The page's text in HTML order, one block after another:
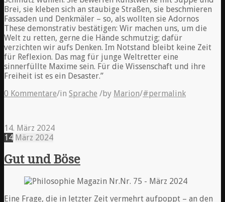
Brei, sie kleben sich an staubige Straßen, sie beschmieren
Fassaden und Denkmäler – so, als wollten sie Adornos
These demonstrativ bestätigen: Wir machen uns, um die
Welt zu retten, gerne die Hände schmutzig; dafür
verzichten wir aufs Denken. Im Notstand bleibt keine Zeit
für Reflexion. Das mag für junge Weltretter eine
sinnerfüllte Maxime sein. Für die Wissenschaft und ihre
Freiheit ist es ein Desaster.”
0 Kommentare/in Sprache /by Marion/#permalink
14. März 2024
14 März 2024
Gut und Böse
Eine Frage, die in letzter Zeit vermehrt aufpoppt – an den